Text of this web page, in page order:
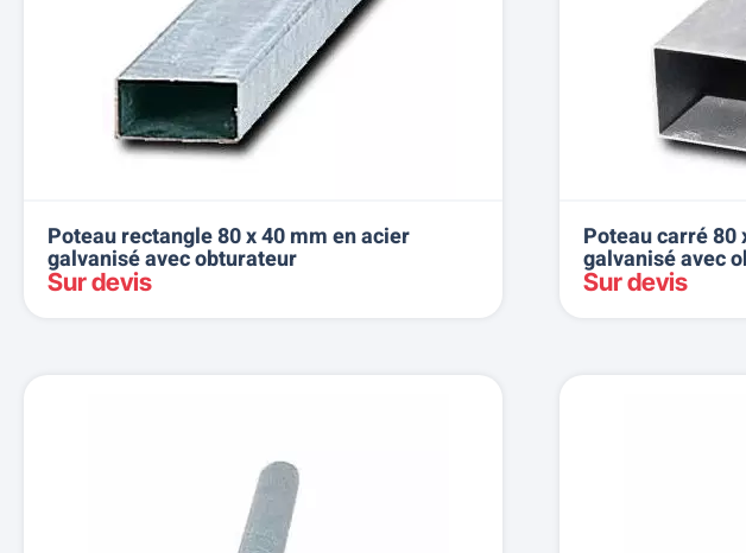
Poteau rectangle 80 x 40 mm en acier
galvanisé avec obturateur
Sur devis
Poteau carré 80
galvanisé avec
Sur devis